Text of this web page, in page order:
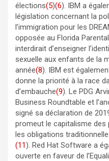
élections(5)(6). IBM a
législation concernant la
l’immigration pour les
opposée au Florida
interdirait d’enseigner
sexuelle aux enfants de la
année(8). IBM est
donne la priorité à la race
d’embauche(9). Le PDG
Business Roundtable et
signé sa déclaration de
promeut le capitalisme
les obligations
(11). Red Hat Software a
ouverte en faveur de